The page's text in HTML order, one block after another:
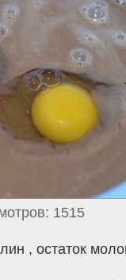
1515
, остаток